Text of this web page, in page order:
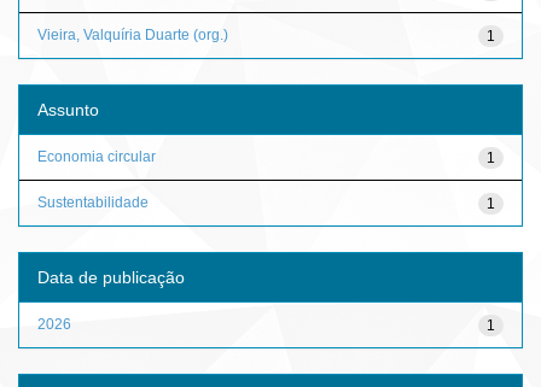
1
Vieira, Valquíria Duarte (org.)
Assunto
1
Economia circular
1
Sustentabilidade
Data de publicação
1
2026